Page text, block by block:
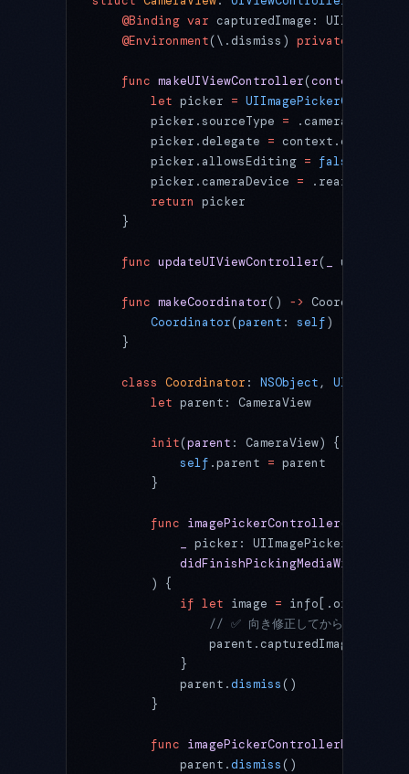
    @Binding
var capturedImage: UIImage
    @Environment
(\.dismiss) private
    func
makeUIViewController(context
        let
picker =
        picker.sourceType
= .camera
        picker.delegate
=
        picker.allowsEditing
= false
        picker.cameraDevice
= .rear
        return
picker
    }
    func
updateUIViewController(
    func
makeCoordinator() -> Coordinator {
        Coordinator
(parent : self)
    }
    class
Coordinator : NSObject ,
        let
parent: CameraView
        init
(parent : CameraView) {
            self
.parent = parent
        }
        func
imagePickerController(
picker:
            didFinishPickingMediaWithInfo
        ) {
            if
let image =
                // ✅ 向き修正してから保存
                parent.capturedImage
            }
            parent.
dismiss()
        }
        func
imagePickerControllerDidCancel
            parent.
dismiss()